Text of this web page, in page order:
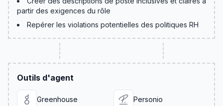
partir des exigences du rôle
Repérer les violations potentielles des politiques RH
Outils d'agent
Greenhouse Personio